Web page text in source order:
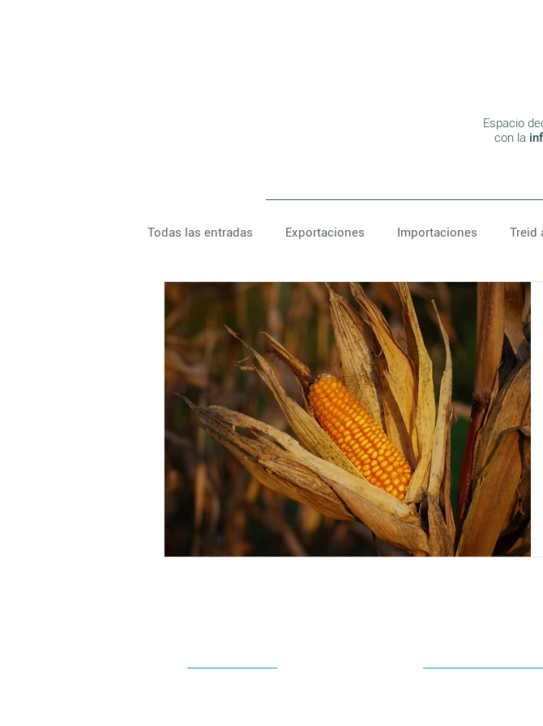
Espacio
con la
Todas las entradas Exportaciones Importaciones Treid